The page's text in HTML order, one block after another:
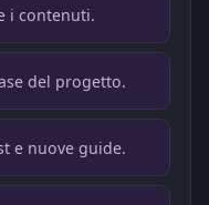
i contenuti.
del progetto.
e nuove guide.